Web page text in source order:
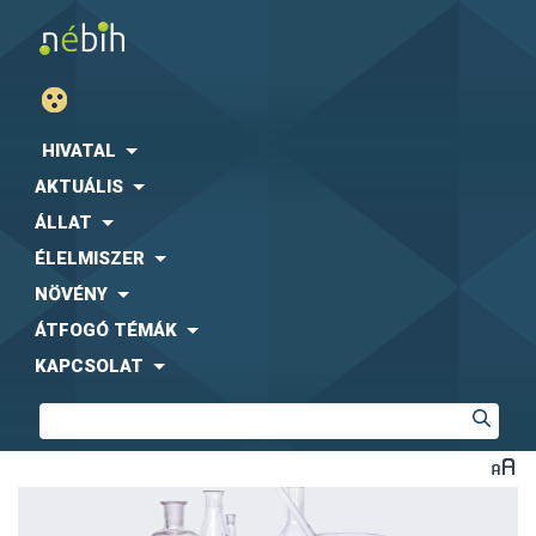
HIVATAL
AKTUÁLIS
ÁLLAT
ÉLELMISZER
NÖVÉNY
ÁTFOGÓ TÉMÁK
KAPCSOLAT